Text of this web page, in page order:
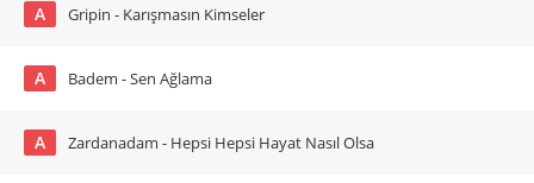
A Gripin - Karışmasın Kimseler
A Badem - Sen Ağlama
A Zardanadam - Hepsi Hepsi Hayat Nasıl Olsa